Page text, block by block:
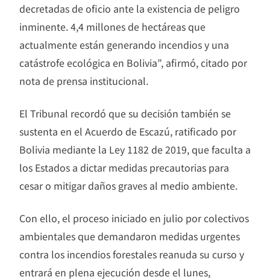
decretadas de oficio ante la existencia de peligro
inminente. 4,4 millones de hectáreas que
actualmente están generando incendios y una
catástrofe ecológica en Bolivia”, afirmó, citado por
nota de prensa institucional.
El Tribunal recordó que su decisión también se
sustenta en el Acuerdo de Escazú, ratificado por
Bolivia mediante la Ley 1182 de 2019, que faculta a
los Estados a dictar medidas precautorias para
cesar o mitigar daños graves al medio ambiente.
Con ello, el proceso iniciado en julio por colectivos
ambientales que demandaron medidas urgentes
contra los incendios forestales reanuda su curso y
entrará en plena ejecución desde el lunes,